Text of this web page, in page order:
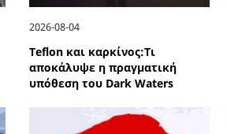
2026-08-04
Teflon και καρκίνος:Τι
αποκάλυψε η πραγματική
υπόθεση του Dark Waters